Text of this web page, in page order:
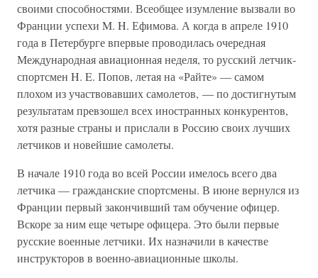
своими способностями. Всеобщее изумление вызвали во
Франции успехи M. H. Ефимова. А когда в апреле 1910
года в Петербурге впервые проводилась очередная
Международная авиационная неделя, то русский летчик-
спортсмен H. E. Попов, летая на «Райте» — самом
плохом из участвовавших самолетов, — по достигнутым
результатам превзошел всех иностранных конкурентов,
хотя разные страны и прислали в Россию своих лучших
летчиков и новейшие самолеты.
В начале 1910 года во всей России имелось всего два
летчика — гражданские спортсмены. В июне вернулся из
Франции первый закончивший там обучение офицер.
Вскоре за ним еще четыре офицера. Это были первые
русские военные летчики. Их назначили в качестве
инструкторов в военно-авиационные школы.